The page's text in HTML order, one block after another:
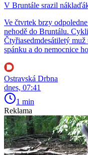
V Bruntále srazil
Ve čtvrtek brzy
nehodě do Bruntálu.
Čtyřiasedmdesátiletý
spánku a do nemocnice
Ostravská Drbna
dnes, 07:41
1 min
Reklama